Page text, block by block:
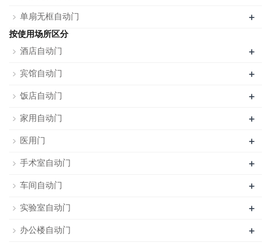
单扇无框自动门 +
按使用场所区分
酒店自动门
+
宾馆自动门 +
饭店自动门 +
家用自动门 +
医用门 +
手术室自动门 +
车间自动门 +
实验室自动门 +
办公楼自动门
+